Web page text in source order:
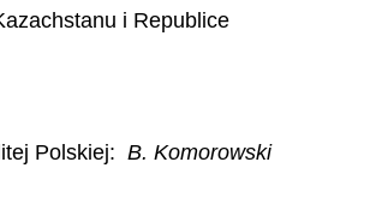
i Republice
Polskiej: B. Komorowski